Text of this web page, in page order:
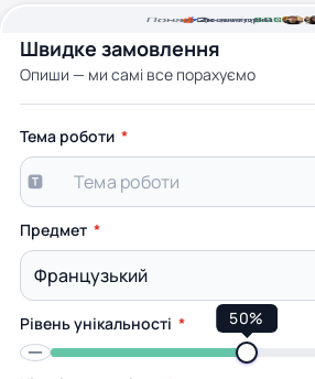
Швидке замовлення
Опиши — ми самі все порахуємо
2хвилини часу
Ціна від800 грн
Понад2кавторів
Тема роботи
Предмет
Рівень унікальності 50%